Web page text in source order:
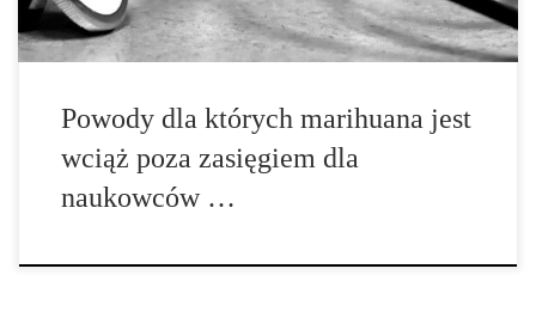
Powody dla których marihuana jest
wciąż poza zasięgiem dla
naukowców …